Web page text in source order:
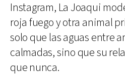
Instagram, La Joaqui
roja fuego y otra animal
solo que las aguas entre
calmadas, sino que su
que nunca.